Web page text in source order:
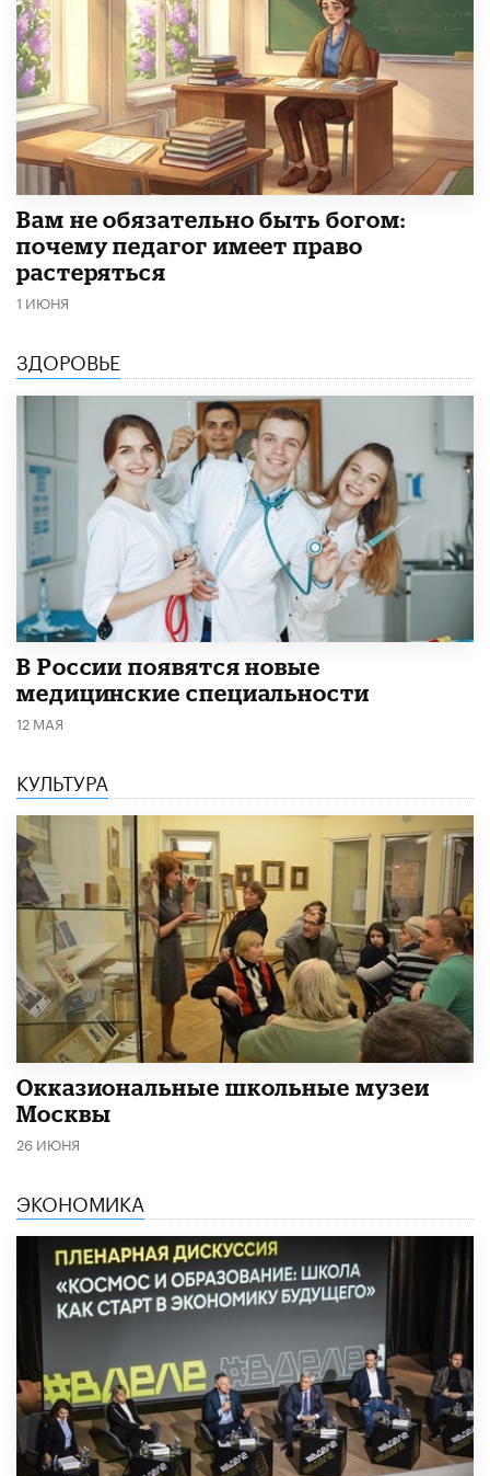
​Вам не обязательно быть богом:
почему педагог имеет право
растеряться
1 ИЮНЯ
ЗДОРОВЬЕ
В России появятся новые
медицинские специальности
12 МАЯ
КУЛЬТУРА
​Окказиональные школьные музеи
Москвы
26 ИЮНЯ
ЭКОНОМИКА